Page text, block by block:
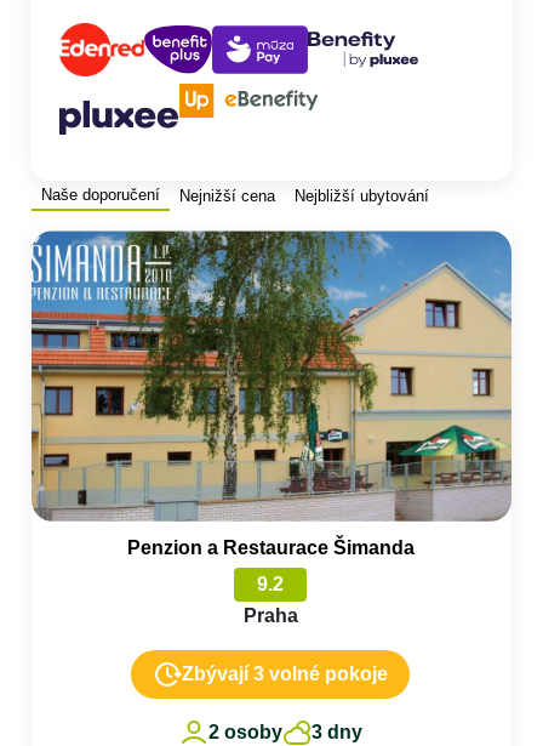
Naše doporučení Nejnižší cena Nejbližší ubytování
Penzion a Restaurace Šimanda
9.2
Praha
Zbývají 3 volné pokoje
2 osoby 3 dny